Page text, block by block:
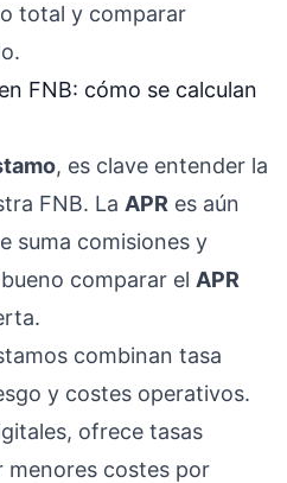
total y comparar
FNB: cómo se calculan
, es clave entender la
FNB. La APR es aún
suma comisiones y
comparar el APR
combinan tasa
y costes operativos.
ofrece tasas
costes por